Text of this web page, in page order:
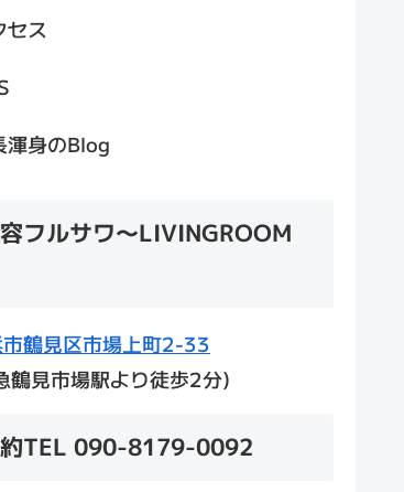
セス
渾身のBlog
フルサワ～LIVINGROOM
鶴見区市場上町2-33
鶴見市場駅より徒歩2分)
TEL 090-8179-0092